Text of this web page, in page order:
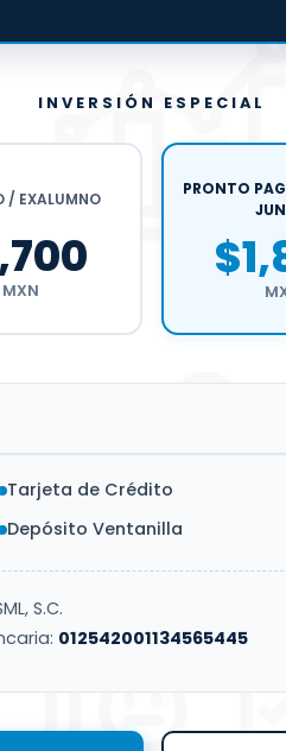
INVERSIÓN ESPECIAL
/ EXALUMNO
MXN
PRONTO
Tarjeta de Crédito
Depósito Ventanilla
S.C.
012542001134565445